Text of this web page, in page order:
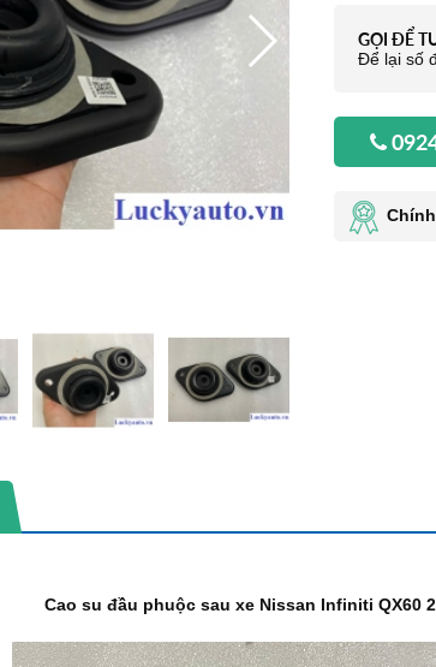
GỌI ĐỂ
Để lại số
Cao su đầu phuộc sau xe Nissan Infiniti QX60